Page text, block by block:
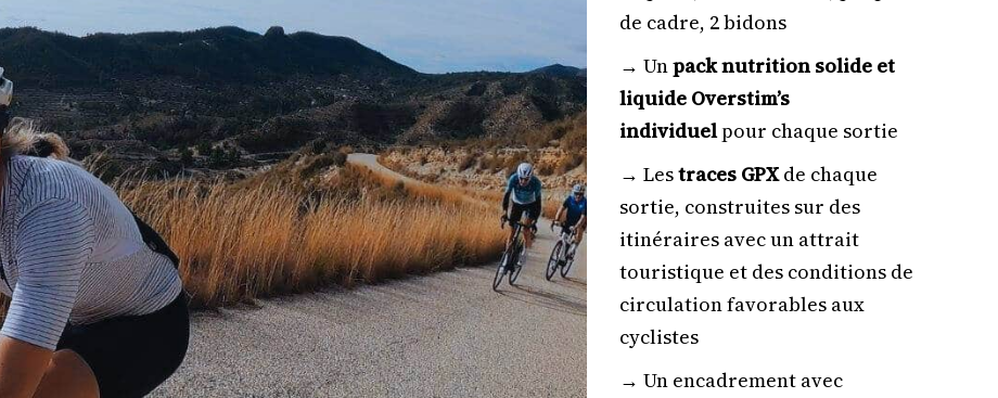
de cadre, 2 bidons
→ Unpack nutrition solide et
liquide Overstim’s
individuelpour chaque sortie
→ Lestraces GPXde chaque
sortie, construites sur des
itinéraires avec un attrait
touristique et des conditions de
circulation favorables aux
cyclistes
→ Un encadrement avec